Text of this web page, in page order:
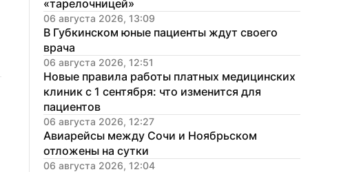
«тарелочницей»
06 августа 2026, 13:09
В Губкинском юные пациенты ждут своего
врача
06 августа 2026, 12:51
Новые правила работы платных медицинских
клиник с 1 сентября: что изменится для
пациентов
06 августа 2026, 12:27
Авиарейсы между Сочи и Ноябрьском
отложены на сутки
06 августа 2026, 12:04